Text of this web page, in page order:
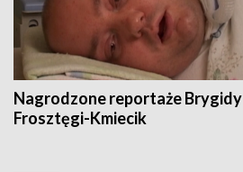
Nagrodzone reportaże Brygidy
Frosztęgi-Kmiecik